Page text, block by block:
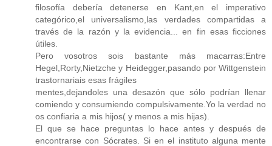
filosofía debería detenerse en Kant,en el imperativo
categórico,el universalismo,las verdades compartidas a
través de la razón y la evidencia... en fin esas ficciones
útiles.
Pero vosotros sois bastante más macarras:Entre
Hegel,Rorty,Nietzche y Heidegger,pasando por Wittgenstein
trastornariais esas frágiles
mentes,dejandoles una desazón que sólo podrían llenar
comiendo y consumiendo compulsivamente.Yo la verdad no
os confiaria a mis hijos( y menos a mis hijas).
El que se hace preguntas lo hace antes y después de
encontrarse con Sócrates. Si en el instituto alguna mente